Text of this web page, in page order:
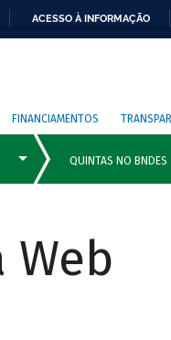
ACESSO À INFORMAÇÃO
FINANCIAMENTOS